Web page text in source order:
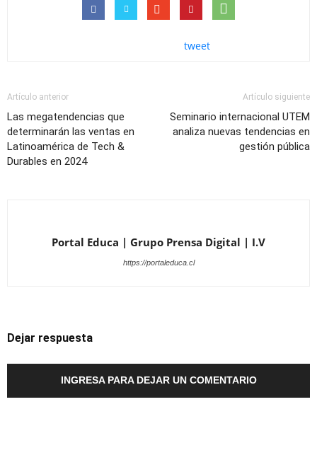
tweet
Artículo anterior
Las megatendencias que
determinarán las ventas en
Latinoamérica de Tech &
Durables en 2024
Artículo siguiente
Seminario internacional UTEM
analiza nuevas tendencias en
gestión pública
Portal Educa | Grupo Prensa Digital | I.V
https://portaleduca.cl
Dejar respuesta
INGRESA PARA DEJAR UN COMENTARIO